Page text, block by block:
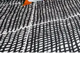
Wähle ein